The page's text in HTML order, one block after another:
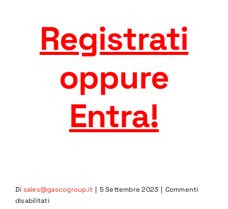
Registrati
oppure
Entra!
Di sales@gascogroup.it | 5 Settembre 2023 | Commenti
disabilitatisu